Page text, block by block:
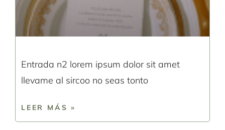
Entrada n2 lorem ipsum dolor sit amet
llevame al sircoo no seas tonto
LEER MÁS »